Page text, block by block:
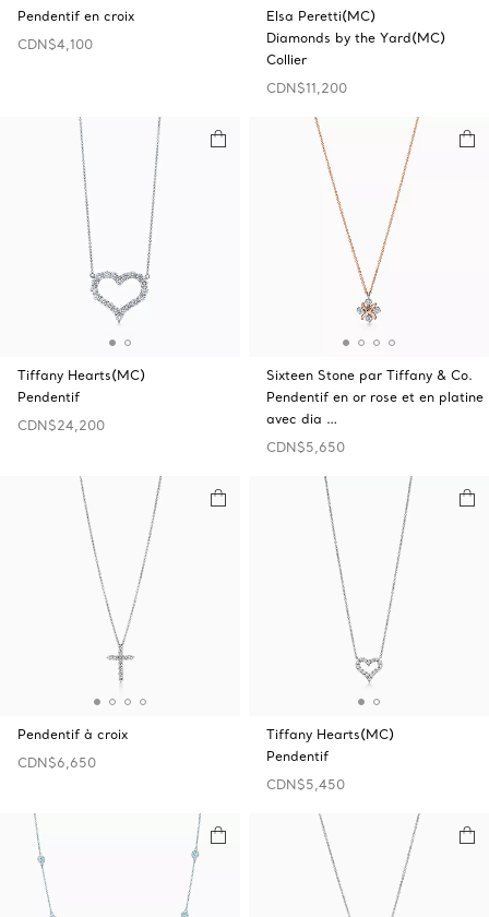
Pendentif en croix
CDN$4,100
Elsa Peretti(MC)
Diamonds by the Yard(MC)
Collier
CDN$11,200
Tiffany Hearts(MC)
Pendentif
CDN$24,200
Sixteen Stone par Tiffany & Co.
Pendentif en or rose et en platine
avec dia …
CDN$5,650
Pendentif à croix
CDN$6,650
Tiffany Hearts(MC)
Pendentif
CDN$5,450